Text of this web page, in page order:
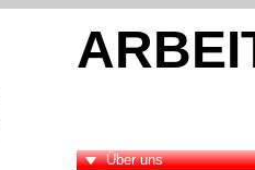
Über uns